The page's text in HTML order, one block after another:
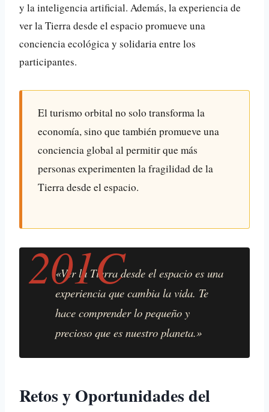
y la inteligencia artificial. Además, la experiencia de
ver la Tierra desde el espacio promueve una
conciencia ecológica y solidaria entre los
participantes.
El turismo orbital no solo transforma la
economía, sino que también promueve una
conciencia global al permitir que más
personas experimenten la fragilidad de la
Tierra desde el espacio.
«Ver la Tierra desde el espacio es una
experiencia que cambia la vida. Te
hace comprender lo pequeño y
precioso que es nuestro planeta.»
Retos y Oportunidades del